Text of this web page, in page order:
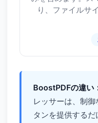
り、ファイルサ
BoostPDFの違い
レッサーは、制
タンを提供する